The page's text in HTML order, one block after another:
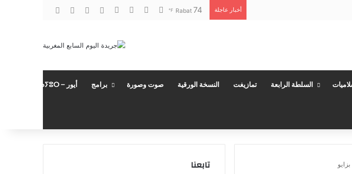
أخبار عاجلة Rabat 74
℉ فيسبوك ‫YouTubeانستقرامتسجيل الدخول
مقال عشوائي
إضافة عمود جانبي
السلطة الرابعة تمازيغت النسخة الورقية صوت وصورة برامج أيور – ⴰⵢⵓⵔ
تابعنا